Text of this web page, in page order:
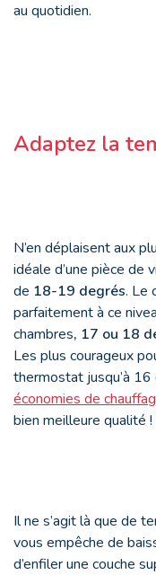
au quotidien.
Adaptez la
N’en déplaisent aux
idéale d’une pièce de
de 18-19 degrés. Le
parfaitement à ce
chambres, 17 ou 18
Les plus courageux
thermostat jusqu’à
économies de
bien meilleure qualité !
Il ne s’agit là que de
vous empêche de
d’enfiler une couche